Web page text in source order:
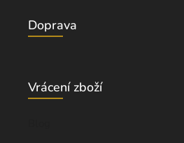
Doprava
Vrácení zboží